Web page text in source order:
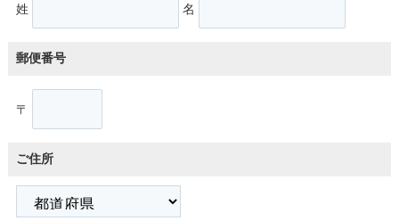
姓 名
郵便番号
〒
ご住所